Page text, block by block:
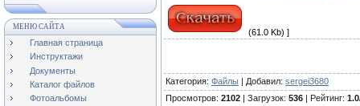
МЕНЮ САЙТА
Главная страница
Инструктажи
Документы
Каталог файлов
Фотоальбомы
(61.0 Kb) ]
Категория: Файлы | Добавил: sergei3680
Просмотров: 2102 | Загрузок: 536 | Рейтинг: 1.0